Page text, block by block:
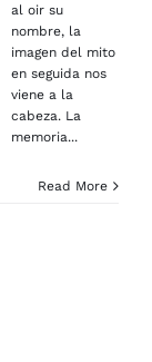
al oir su
nombre, la
imagen del mito
en seguida nos
viene a la
cabeza. La
memoria...
Read More